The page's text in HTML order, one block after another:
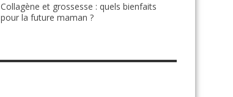
Collagène et grossesse : quels bienfaits
pour la future maman ?